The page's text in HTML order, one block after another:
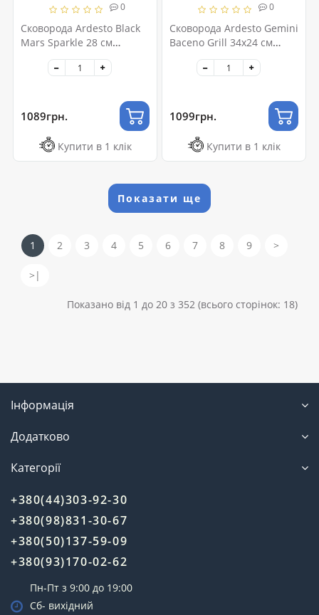
0
Сковорода Ardesto Black
Mars Sparkle 28 см
(AR1928BM)
1089грн.
Купити в 1 клік
0
Сковорода Ardesto Gemini
Baceno Grill 34х24 см
(AR1934GF)
1099грн.
Купити в 1 клік
Показати ще
1 2 3 4 5 6 7 8 9 >
>|
Показано від 1 до 20 з 352 (всього сторінок: 18)
Інформація
Додатково
Категорії
+380(44)303-92-30
+380(98)831-30-67
+380(50)137-59-09
+380(93)170-02-62
Пн-Пт з 9:00 до 19:00
Сб- вихідний